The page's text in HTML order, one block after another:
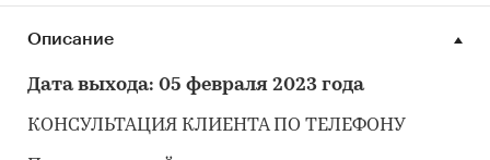
Описание
Дата выхода: 05 февраля 2023 года
КОНСУЛЬТАЦИЯ КЛИЕНТА ПО ТЕЛЕФОНУ